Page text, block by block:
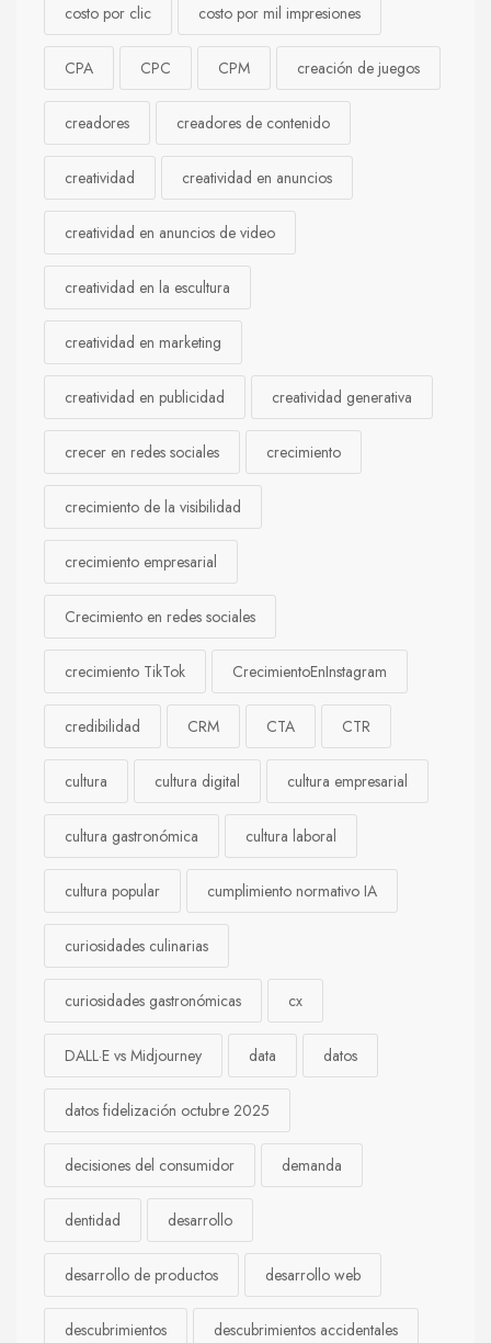
costo por clic costo por mil impresiones
CPA CPC CPM creación de juegos
creadores creadores de contenido
creatividad creatividad en anuncios
creatividad en anuncios de video
creatividad en la escultura
creatividad en marketing
creatividad en publicidad creatividad generativa
crecer en redes sociales crecimiento
crecimiento de la visibilidad
crecimiento empresarial
Crecimiento en redes sociales
crecimiento TikTok CrecimientoEnInstagram
credibilidad CRM CTA CTR
cultura cultura digital cultura empresarial
cultura gastronómica cultura laboral
cultura popular cumplimiento normativo IA
curiosidades culinarias
curiosidades gastronómicas cx
DALL·E vs Midjourney data datos
datos fidelización octubre 2025
decisiones del consumidor demanda
dentidad desarrollo
desarrollo de productos desarrollo web
descubrimientos descubrimientos accidentales